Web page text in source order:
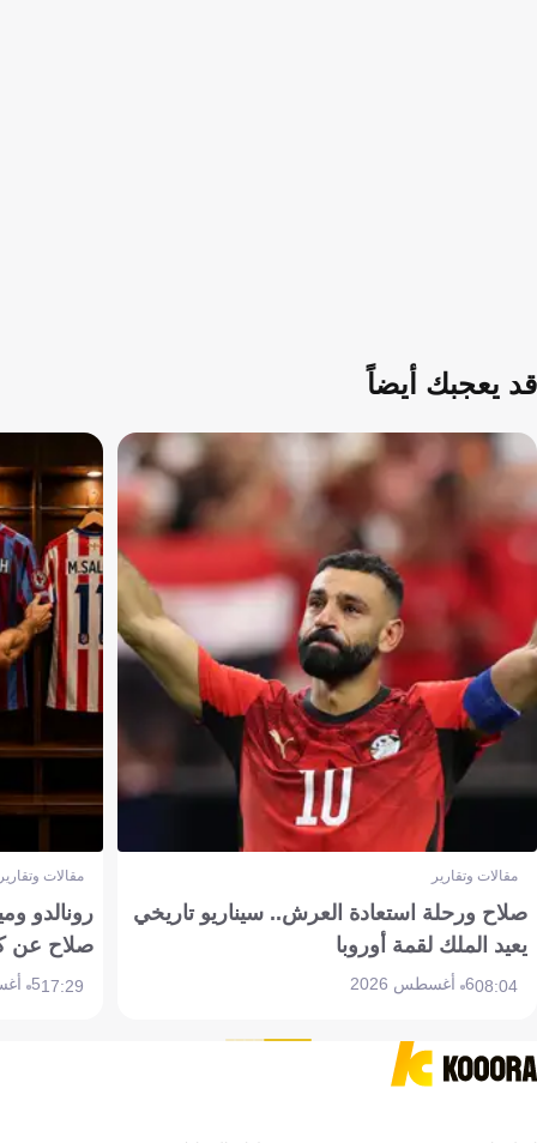
قد يعجبك أيضاً
مقالات وتقارير
صلاح ورحلة استعادة العرش.. سيناريو تاريخي
يعيد الملك لقمة أوروبا
08:046 أغسطس 2026
مقالات
رونالدو
صلاح عن
17:295 أغسطس 2026